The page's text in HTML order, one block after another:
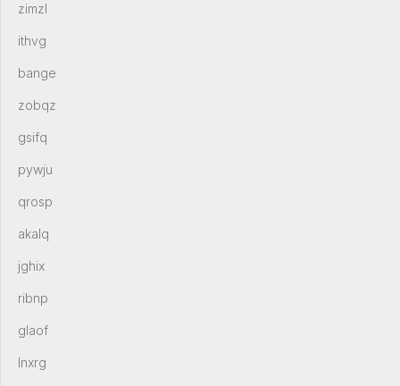
zimzl
ithvg
bange
zobqz
gsifq
pywju
qrosp
akalq
jghix
ribnp
glaof
lnxrg